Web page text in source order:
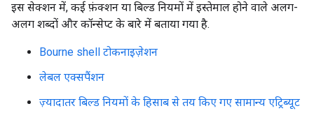
इस सेक्शन में, कई फ़ंक्शन या बिल्ड नियमों में इस्तेमाल होने वाले अलग-
अलग शब्दों और कॉन्सेप्ट के बारे में बताया गया है.
Bourne shell टोकनाइज़ेशन
लेबल एक्सपैंशन
ज़्यादातर बिल्ड नियमों के हिसाब से तय किए गए सामान्य एट्रिब्यूट